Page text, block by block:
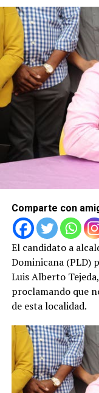
Comparte con
El candidato a
Dominicana (PLD)
Luis Alberto
proclamando que
de esta localidad.